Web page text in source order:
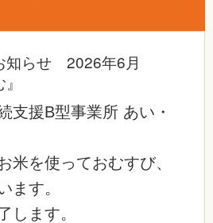
知らせ 2026年6月
支援B型事業所 あい・
米を使っておむすび、
ます。
します。